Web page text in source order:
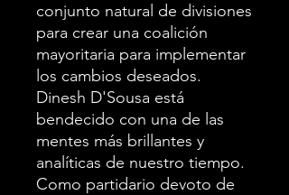
conjunto natural de divisiones
para crear una coalición
mayoritaria para implementar
los cambios deseados.
Dinesh D'Sousa está
bendecido con una de las
mentes más brillantes y
analíticas de nuestro tiempo.
Como partidario devoto de